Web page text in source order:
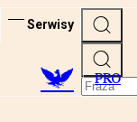
Serwisy
PRO